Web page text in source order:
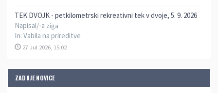
TEK DVOJK - petkilometrski rekreativni tek v dvoje, 5. 9. 2026
Napisal/-a ziga
In: Vabila na prireditve
27 Jul 2026, 15:02
ZADNJE NOVICE